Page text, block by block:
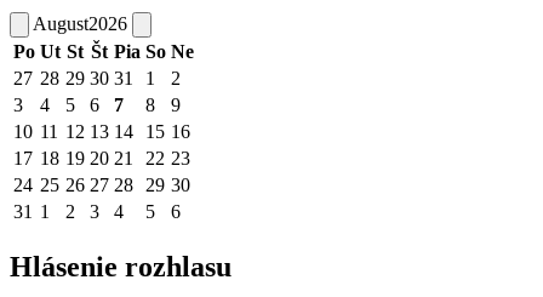
August2026
Po Ut St Št Pia So Ne
27 28 29 30 31 1
2
3
4 5 6 7 8
9
10 11 12 13 14 15 16
17 18 19 20 21 22 23
24 25 26 27 28 29 30
31 1 2 3 4 5 6
Hlásenie rozhlasu